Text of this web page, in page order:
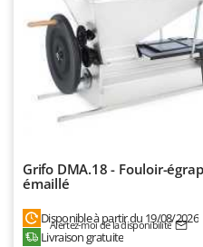
Grifo DMA.18 - Fouloir-
émaillé
Disponible à partir du 19/08/2026
Alertez-moi de la disponibilité
Livraison gratuite